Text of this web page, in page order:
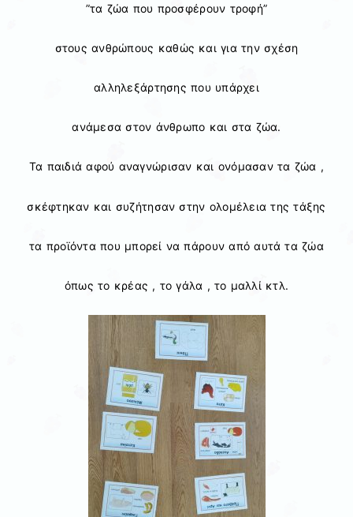
”τα ζώα που προσφέρουν τροφή”
στους ανθρώπους καθώς και για την σχέση
αλληλεξάρτησης που υπάρχει
ανάμεσα στον άνθρωπο και στα ζώα.
Τα παιδιά αφού αναγνώρισαν και ονόμασαν τα ζώα ,
σκέφτηκαν και συζήτησαν στην ολομέλεια της τάξης
τα προϊόντα που μπορεί να πάρουν από αυτά τα ζώα
όπως το κρέας , το γάλα , το μαλλί κτλ.